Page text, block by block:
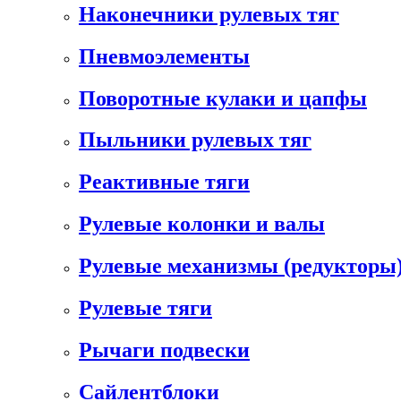
Наконечники рулевых тяг
Пневмоэлементы
Поворотные кулаки и цапфы
Пыльники рулевых тяг
Реактивные тяги
Рулевые колонки и валы
Рулевые механизмы
Рулевые тяги
Рычаги подвески
Сайлентблоки